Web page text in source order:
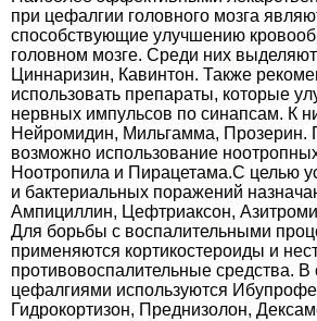
при цефалгии головного мозга
способствующие улучшению
головном мозге. Среди них
Циннаризин, Кавинтон. Также
использовать препараты, которые
нервных импульсов по синапсам. К
Нейромидин, Мильгамма, Прозерин.
возможно использование
Ноотропила и Пирацетама.С целью
и бактериальных поражений
Ампициллин, Цефтриаксон,
Для борьбы с воспалительными
применяются кортикостероиды и
противовоспалительные средства. В
цефалгиями используются
Гидрокортизон, Преднизолон,